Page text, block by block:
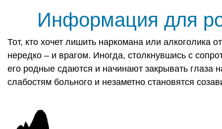
Информация для
Тот, кто хочет лишить наркомана или алкоголика
нередко – и врагом. Иногда, столкнувшись с
его родные сдаются и начинают закрывать глаза
слабостям больного и незаметно становятся